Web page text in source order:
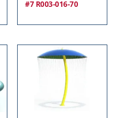
#7 R003-016-70